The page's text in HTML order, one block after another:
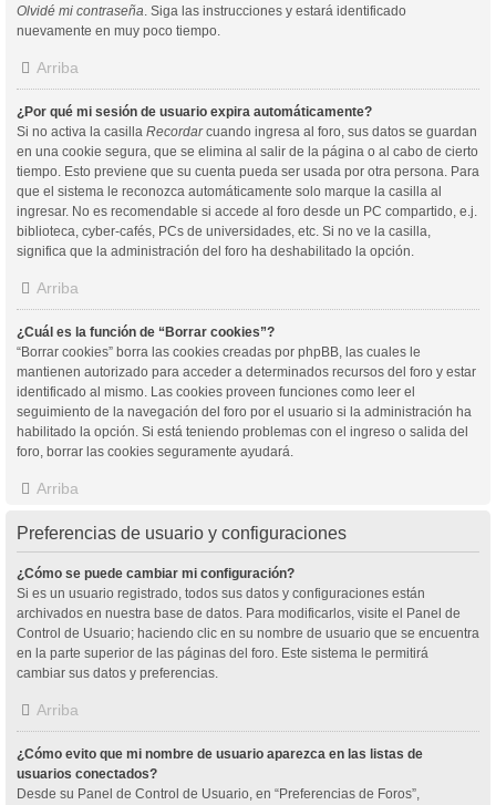
Olvidé mi contraseña. Siga las instrucciones y estará identificado
nuevamente en muy poco tiempo.
Arriba
¿Por qué mi sesión de usuario expira automáticamente?
Si no activa la casilla Recordarcuando ingresa al foro, sus datos se guardan
en una cookie segura, que se elimina al salir de la página o al cabo de cierto
tiempo. Esto previene que su cuenta pueda ser usada por otra persona. Para
que el sistema le reconozca automáticamente solo marque la casilla al
ingresar. No es recomendable si accede al foro desde un PC compartido, e.j.
biblioteca, cyber-cafés, PCs de universidades, etc. Si no ve la casilla,
significa que la administración del foro ha deshabilitado la opción.
Arriba
¿Cuál es la función de “Borrar cookies”?
“Borrar cookies” borra las cookies creadas por phpBB, las cuales le
mantienen autorizado para acceder a determinados recursos del foro y estar
identificado al mismo. Las cookies proveen funciones como leer el
seguimiento de la navegación del foro por el usuario si la administración ha
habilitado la opción. Si está teniendo problemas con el ingreso o salida del
foro, borrar las cookies seguramente ayudará.
Arriba
Preferencias de usuario y configuraciones
¿Cómo se puede cambiar mi configuración?
Si es un usuario registrado, todos sus datos y configuraciones están
archivados en nuestra base de datos. Para modificarlos, visite el Panel de
Control de Usuario; haciendo clic en su nombre de usuario que se encuentra
en la parte superior de las páginas del foro. Este sistema le permitirá
cambiar sus datos y preferencias.
Arriba
¿Cómo evito que mi nombre de usuario aparezca en las listas de
usuarios conectados?
Desde su Panel de Control de Usuario, en “Preferencias de Foros”,